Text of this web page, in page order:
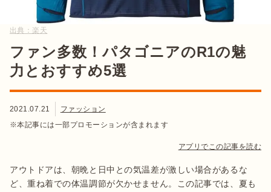
出典： 楽天
ファン多数！パタゴニアのR1の魅
力とおすすめ5選
2021.07.21
ファッション
※本記事には一部プロモーションが含まれます
アプリでこの記事を読む
アウトドアは、朝晩と日中との気温差が激しい場合があるな
ど、重ね着での体温調節が欠かせません。この記事では、夏も